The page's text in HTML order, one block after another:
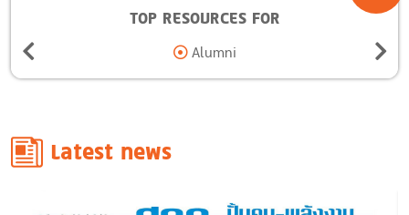
TOP RESOURCES FOR
Alumni
Latest news